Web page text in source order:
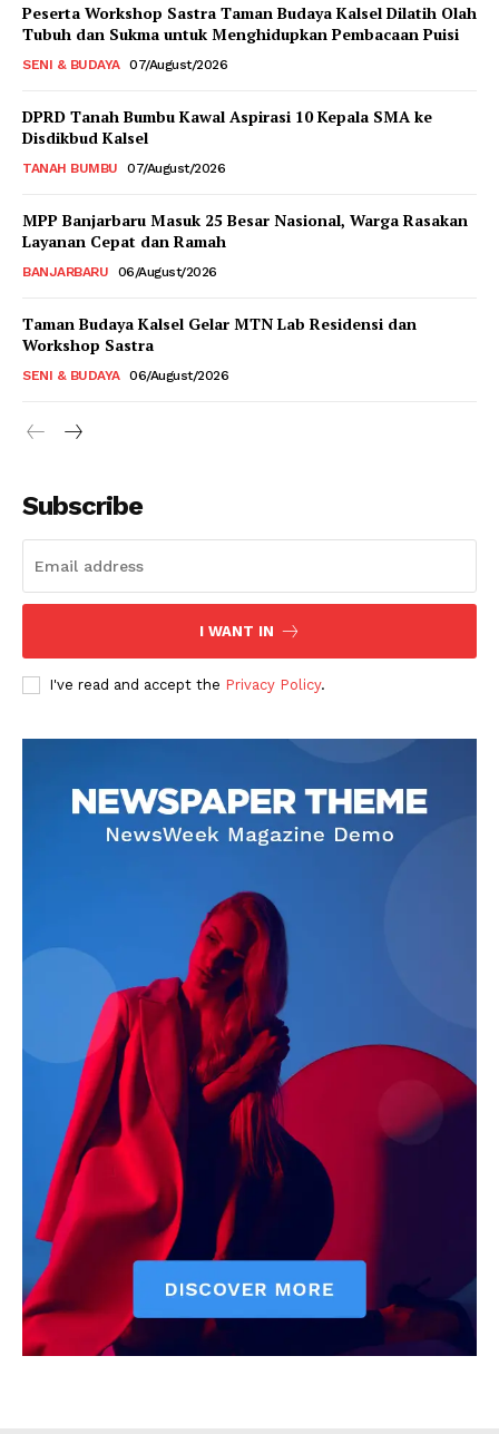
Peserta Workshop Sastra Taman Budaya Kalsel Dilatih Olah
Tubuh dan Sukma untuk Menghidupkan Pembacaan Puisi
SENI & BUDAYA 07/August/2026
DPRD Tanah Bumbu Kawal Aspirasi 10 Kepala SMA ke
Disdikbud Kalsel
TANAH BUMBU 07/August/2026
MPP Banjarbaru Masuk 25 Besar Nasional, Warga Rasakan
Layanan Cepat dan Ramah
BANJARBARU 06/August/2026
Taman Budaya Kalsel Gelar MTN Lab Residensi dan
Workshop Sastra
SENI & BUDAYA 06/August/2026
Subscribe
I WANT IN
I've read and accept the Privacy Policy.